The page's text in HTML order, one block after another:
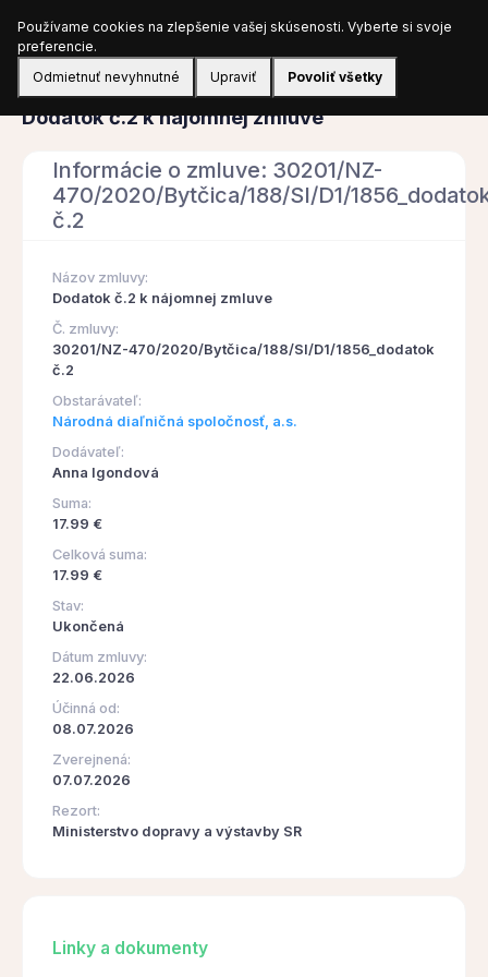
Prihlásiť sa
Zmluva
Dodatok č.2 k nájomnej zmluve
Informácie o zmluve: 30201/NZ-
470/2020/Bytčica/188/SI/D1/
č.2
Názov zmluvy:
Dodatok č.2 k nájomnej zmluve
Č. zmluvy:
30201/NZ-470/2020/Bytčica/188/SI/D1/1856_dodatok
č.2
Obstarávateľ:
Národná diaľničná spoločnosť, a.s.
Dodávateľ:
Anna Igondová
Suma:
17.99 €
Celková suma:
17.99 €
Stav:
Ukončená
Dátum zmluvy:
22.06.2026
Účinná od:
08.07.2026
Zverejnená:
07.07.2026
Rezort:
Ministerstvo dopravy a výstavby SR
Linky a dokumenty
Používame cookies na zlepšenie vašej skúsenosti. Vyberte si svoje
preferencie.
Odmietnuť nevyhnutné
Upraviť Povoliť všetky